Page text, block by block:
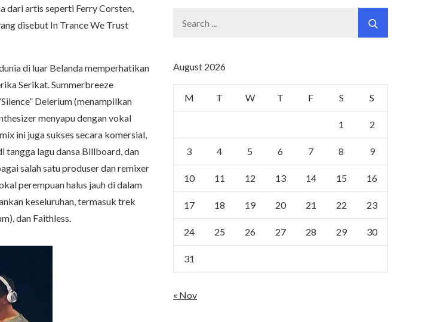
dari artis seperti Ferry Corsten,
disebut In Trance We Trust
di luar Belanda memperhatikan
Serikat. Summerbreeze
Delerium (menampilkan
menyapu dengan vokal
ini juga sukses secara komersial,
tangga lagu dansa Billboard, dan
salah satu produser dan remixer
perempuan halus jauh di dalam
keseluruhan, termasuk trek
dan Faithless.
August 2026
M T W T F S S
1 2
3 4 5 6 7 8 9
10 11 12 13 14 15 16
17 18 19 20 21 22 23
24 25 26 27 28 29 30
31
« Nov